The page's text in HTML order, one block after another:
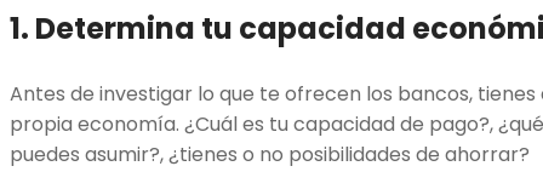
1. Determina tu capacidad
Antes de investigar lo que te ofrecen los bancos,
propia economía. ¿Cuál es tu capacidad de pago?,
puedes asumir?, ¿tienes o no posibilidades de ahorrar?